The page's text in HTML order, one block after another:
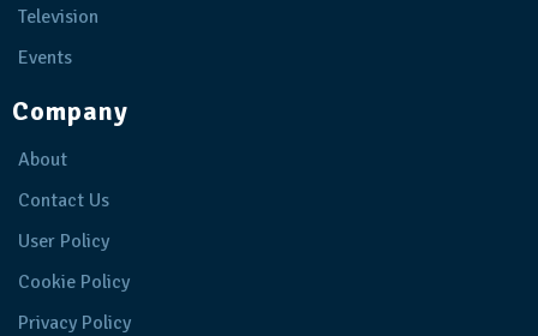
Television
Events
Company
About
Contact Us
User Policy
Cookie Policy
Privacy Policy